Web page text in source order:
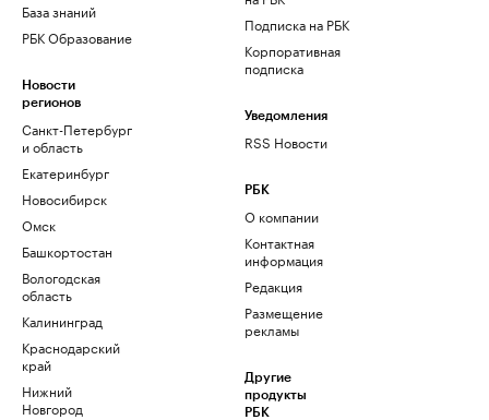
База знаний
РБК Образование
Новости
регионов
Санкт-Петербург
и область
Екатеринбург
Новосибирск
Омск
Башкортостан
Вологодская
область
Калининград
Краснодарский
край
Нижний
Новгород
Подписка на РБК
Корпоративная
подписка
Уведомления
RSS Новости
РБК
О компании
Контактная
информация
Редакция
Размещение
рекламы
Другие
продукты
РБК